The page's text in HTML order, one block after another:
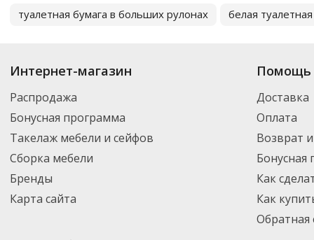
туалетная бумага в больших рулонах белая
Интернет-магазин
Распродажа
Бонусная программа
Такелаж мебели и сейфов
Сборка мебели
Бренды
Карта сайта
Помощь
Доставка
Оплата
Возврат
Бонусная
Как
Как
Обратная